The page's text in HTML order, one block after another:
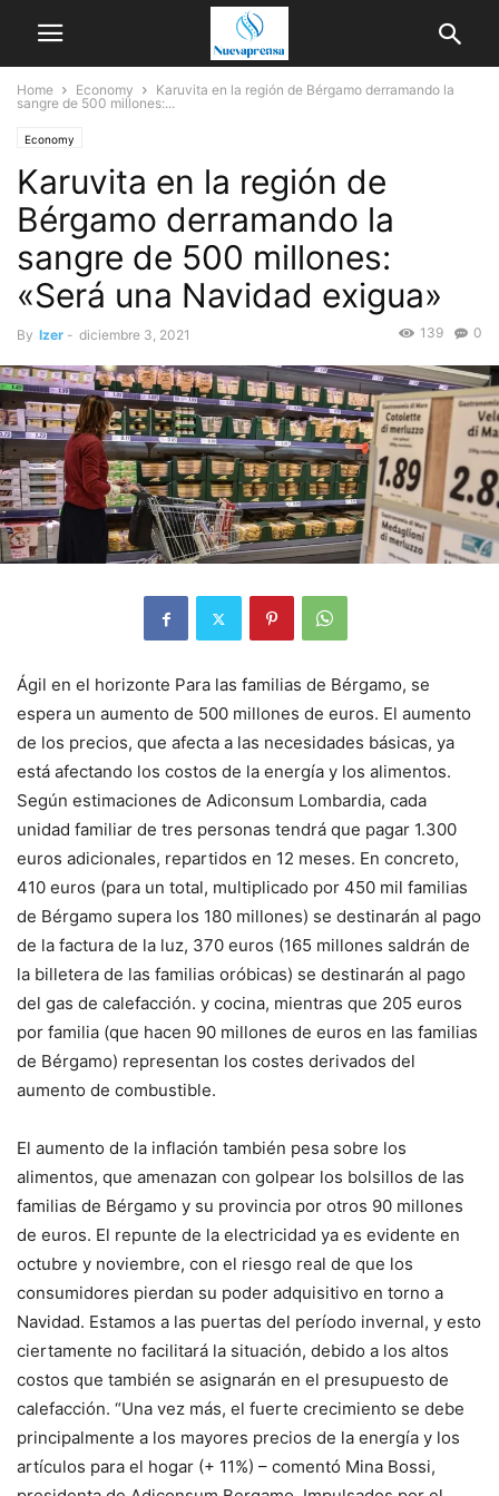
Home Economy
Karuvita en la región de Bérgamo derramando la
sangre de 500 millones:...
Economy
Karuvita en la región de
Bérgamo derramando la
sangre de 500 millones:
«Será una Navidad exigua»
By Izer - diciembre 3, 2021 0
139
Ágil en el horizonte Para las familias de Bérgamo, se
espera un aumento de 500 millones de euros. El aumento
de los precios, que afecta a las necesidades básicas, ya
está afectando los costos de la energía y los alimentos.
Según estimaciones de Adiconsum Lombardia, cada
unidad familiar de tres personas tendrá que pagar 1.300
euros adicionales, repartidos en 12 meses. En concreto,
410 euros (para un total, multiplicado por 450 mil familias
de Bérgamo supera los 180 millones) se destinarán al pago
de la factura de la luz, 370 euros (165 millones saldrán de
la billetera de las familias oróbicas) se destinarán al pago
del gas de calefacción. y cocina, mientras que 205 euros
por familia (que hacen 90 millones de euros en las familias
de Bérgamo) representan los costes derivados del
aumento de combustible.
El aumento de la inflación también pesa sobre los
alimentos, que amenazan con golpear los bolsillos de las
familias de Bérgamo y su provincia por otros 90 millones
de euros. El repunte de la electricidad ya es evidente en
octubre y noviembre, con el riesgo real de que los
consumidores pierdan su poder adquisitivo en torno a
Navidad. Estamos a las puertas del período invernal, y esto
ciertamente no facilitará la situación, debido a los altos
costos que también se asignarán en el presupuesto de
calefacción. “Una vez más, el fuerte crecimiento se debe
principalmente a los mayores precios de la energía y los
artículos para el hogar (+ 11%) – comentó Mina Bossi,